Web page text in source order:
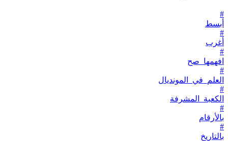
#
أبسط
#
أغرب
#
افهمها_صح
#
العلم_في_المونديال
#
الكعبة_المشرفة
#
بالأرقام
#
بالتاريخ